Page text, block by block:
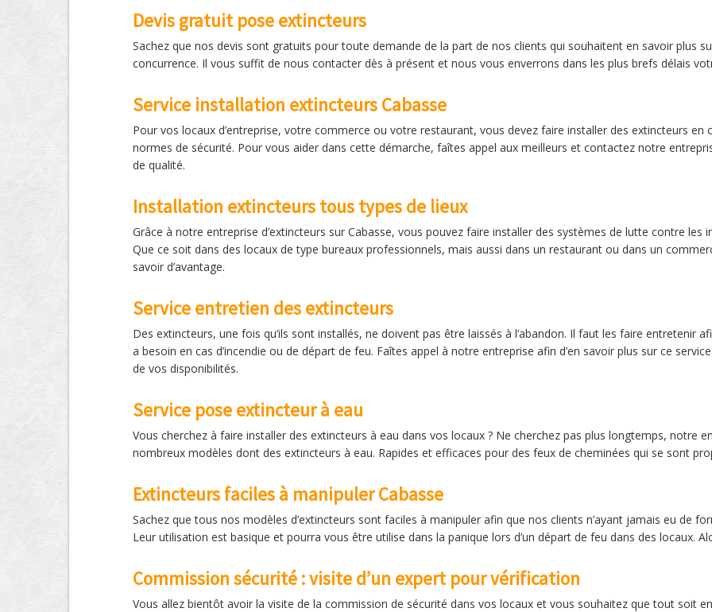
Devis gratuit pose extincteurs
Sachez que nos devis sont gratuits pour toute demande de la part de nos clients qui souhaitent en savoir plus
concurrence. Il vous suffit de nous contacter dès à présent et nous vous enverrons dans les plus brefs délais
Service installation extincteurs Cabasse
Pour vos locaux d’entreprise, votre commerce ou votre restaurant, vous devez faire installer des extincteurs en
normes de sécurité. Pour vous aider dans cette démarche, faîtes appel aux meilleurs et contactez notre
de qualité.
Installation extincteurs tous types de lieux
Grâce à notre entreprise d’extincteurs sur Cabasse, vous pouvez faire installer des systèmes de lutte contre les
Que ce soit dans des locaux de type bureaux professionnels, mais aussi dans un restaurant ou dans un
savoir d’avantage.
Service entretien des extincteurs
Des extincteurs, une fois qu’ils sont installés, ne doivent pas être laissés à l’abandon. Il faut les faire entretenir
a besoin en cas d’incendie ou de départ de feu. Faîtes appel à notre entreprise afin d’en savoir plus sur ce
de vos disponibilités.
Service pose extincteur à eau
Vous cherchez à faire installer des extincteurs à eau dans vos locaux ? Ne cherchez pas plus longtemps, notre
nombreux modèles dont des extincteurs à eau. Rapides et efficaces pour des feux de cheminées qui se sont
Extincteurs faciles à manipuler Cabasse
Sachez que tous nos modèles d’extincteurs sont faciles à manipuler afin que nos clients n’ayant jamais eu de
Leur utilisation est basique et pourra vous être utilise dans la panique lors d’un départ de feu dans des locaux.
Commission sécurité : visite d’un expert pour vérification
Vous allez bientôt avoir la visite de la commission de sécurité dans vos locaux et vous souhaitez que tout soit